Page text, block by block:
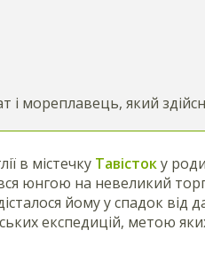
і мореплавець, який
в містечку Тавістоку
юнгою на невеликий
йому у спадок
експедицій, метою